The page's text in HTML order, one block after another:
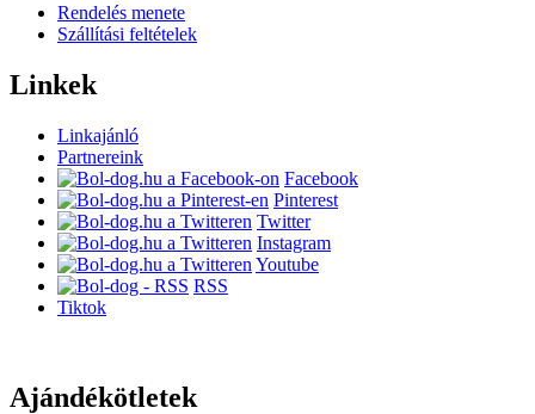
Rendelés menete
Szállítási feltételek
Linkek
Linkajánló
Partnereink
Facebook
Pinterest
Twitter
Instagram
Youtube
RSS
Tiktok
Ajándékötletek